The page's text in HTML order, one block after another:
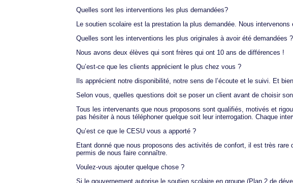
Quelles sont les interventions les plus demandées?
Le soutien scolaire est la prestation la plus demandée. Nous
Quelles sont les interventions les plus originales à avoir été demandées ?
Nous avons deux élèves qui sont frères qui ont 10 ans de différences !
Qu’est-ce que les clients apprécient le plus chez vous ?
Ils apprécient notre disponibilité, notre sens de l’écoute et le suivi. Et
Selon vous, quelles questions doit se poser un client avant de choisir
Tous les intervenants que nous proposons sont qualifiés, motivés et
pas hésiter à nous téléphoner quelque soit leur interrogation. Chaque
Qu’est ce que le CESU vous a apporté ?
Etant donné que nous proposons des activités de confort, il est très
permis de nous faire connaître.
Voulez-vous ajouter quelque chose ?
Si le gouvernement autorise le soutien scolaire en groupe (Plan 2 de